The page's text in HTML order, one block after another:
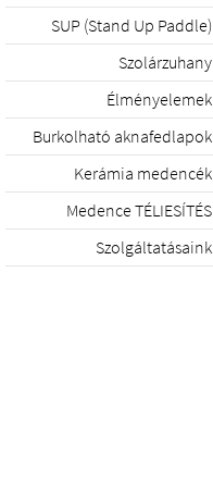
SUP (Stand Up Paddle)
Szolárzuhany
Élményelemek
Burkolható aknafedlapok
Kerámia medencék
Medence TÉLIESÍTÉS
Szolgáltatásaink